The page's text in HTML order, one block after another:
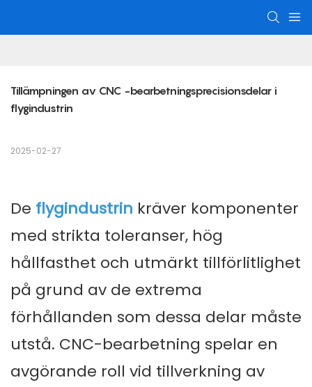
Tillämpningen av CNC -bearbetningsprecisionsdelar i
flygindustrin
2025-02-27
De flygindustrin kräver komponenter
med strikta toleranser, hög
hållfasthet och utmärkt tillförlitlighet
på grund av de extrema
förhållanden som dessa delar måste
utstå. CNC-bearbetning spelar en
avgörande roll vid tillverkning av